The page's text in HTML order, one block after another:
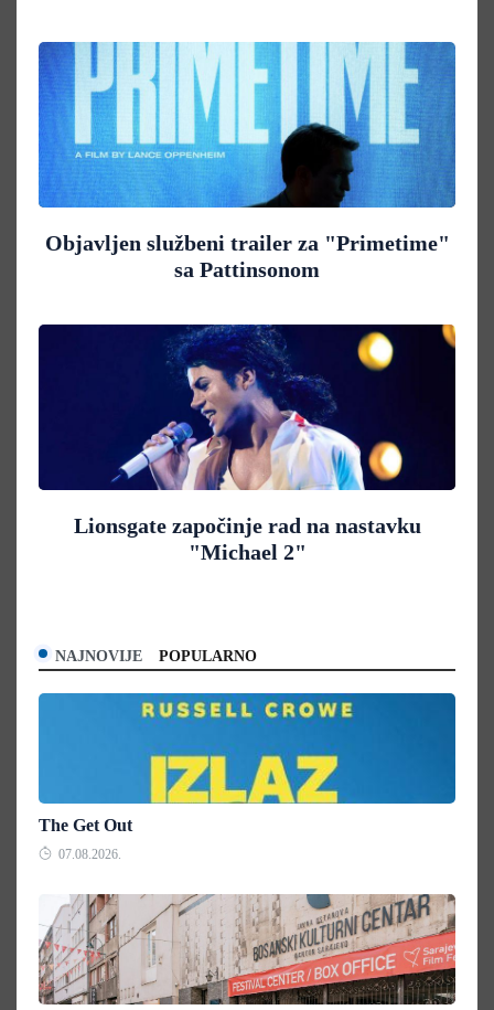
Objavljen službeni trailer za "Primetime"
sa Pattinsonom
Lionsgate započinje rad na nastavku
"Michael 2"
NAJNOVIJE POPULARNO
The Get Out
07.08.2026.